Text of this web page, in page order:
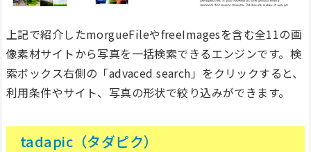
上記で紹介したmorgueFileやfreeImagesを含む全11の画
像素材サイトから写真を一括検索できるエンジンです。検
索ボックス右側の「advaced search」をクリックすると、
利用条件やサイト、写真の形状で絞り込みができます。
tadapic（タダピク）